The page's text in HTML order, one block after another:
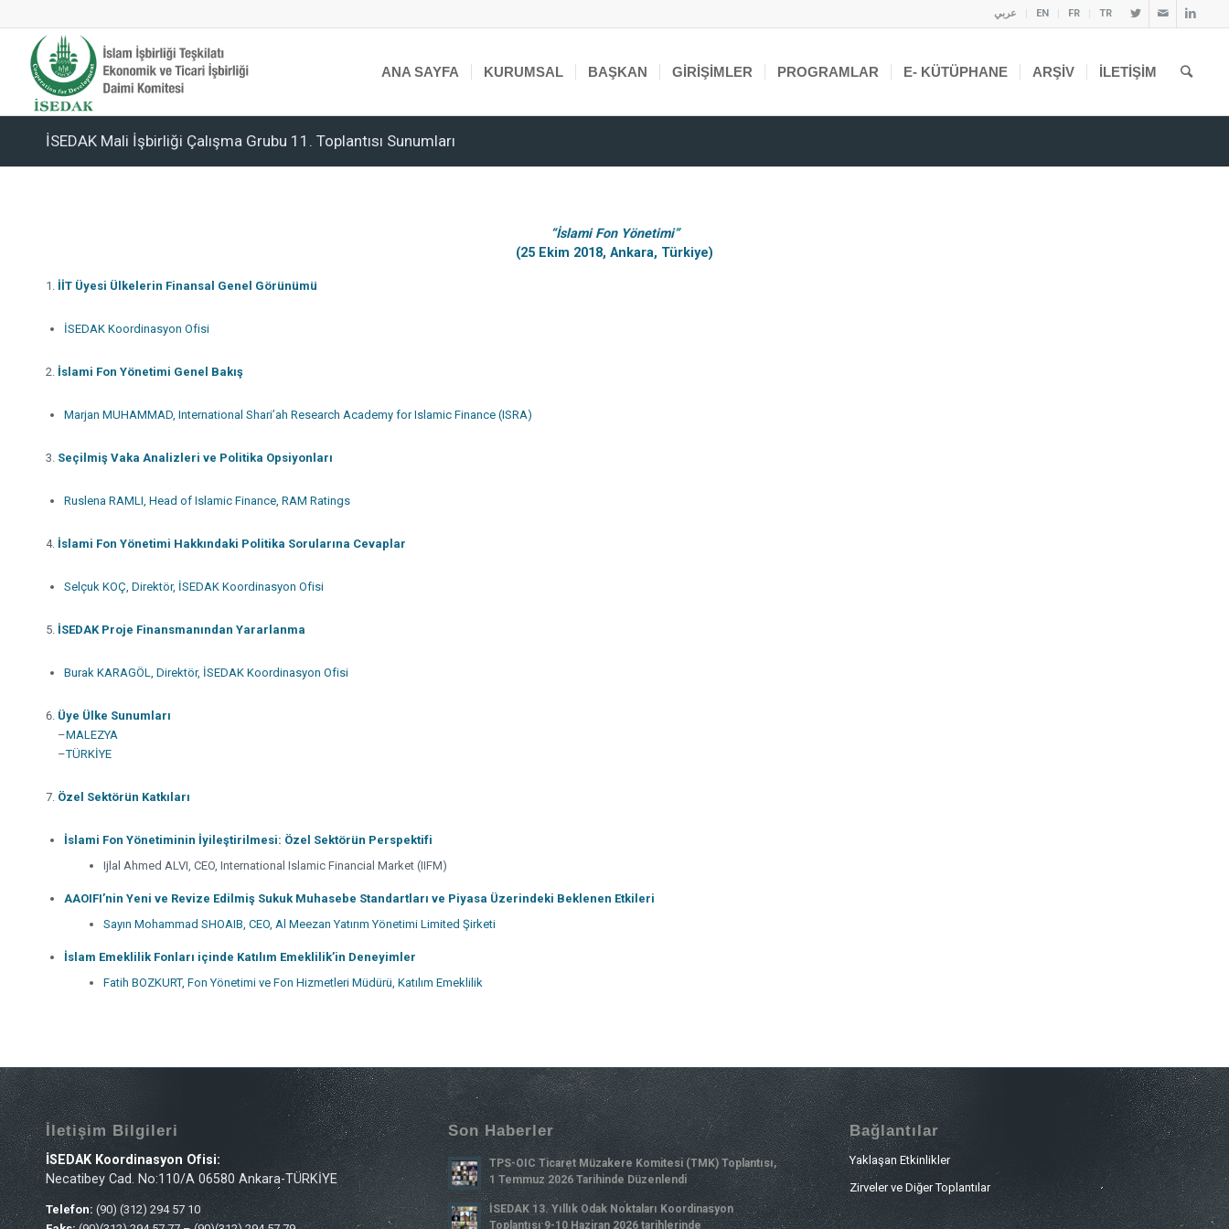
عربي EN FR TR
ANA SAYFA KURUMSAL BAŞKAN GIRIŞIMLER PROGRAMLAR E- KÜTÜPHANE ARŞIV İLETIŞIM
İSEDAK Mali İşbirliği Çalışma Grubu 11. Toplantısı Sunumları
“İslami Fon Yönetimi”
(25 Ekim 2018, Ankara, Türkiye)
İİT Üyesi Ülkelerin Finansal Genel Görünümü
İSEDAK Koordinasyon Ofisi
İslami Fon Yönetimi Genel Bakış
Marjan MUHAMMAD, International Shari’ah Research Academy for Islamic Finance (ISRA)
Seçilmiş Vaka Analizleri ve Politika Opsiyonları
Ruslena RAMLI, Head of Islamic Finance, RAM Ratings
İslami Fon Yönetimi Hakkındaki Politika Sorularına Cevaplar
Selçuk KOÇ, Direktör, İSEDAK Koordinasyon Ofisi
İSEDAK Proje Finansmanından Yararlanma
Burak KARAGÖL, Direktör, İSEDAK Koordinasyon Ofisi
Üye Ülke Sunumları
–MALEZYA
–TÜRKİYE
Özel Sektörün Katkıları
İslami Fon Yönetiminin İyileştirilmesi: Özel Sektörün Perspektifi
Ijlal Ahmed ALVI, CEO, International Islamic Financial Market (IIFM)
AAOIFI’nin Yeni ve Revize Edilmiş Sukuk Muhasebe Standartları ve Piyasa Üzerindeki Beklenen Etkileri
Sayın Mohammad SHOAIB, CEO, Al Meezan Yatırım Yönetimi Limited Şirketi
İslam Emeklilik Fonları içinde Katılım Emeklilik’in Deneyimler
Fatih BOZKURT, Fon Yönetimi ve Fon Hizmetleri Müdürü, Katılım Emeklilik
İletişim Bilgileri
İSEDAK Koordinasyon Ofisi:
Necatibey Cad. No:110/A 06580 Ankara-TÜRKİYE
Telefon: (90) (312) 294 57 10
Son Haberler
TPS-OIC Ticaret Müzakere Komitesi (TMK) Toplantısı,
1 Temmuz 2026 Tarihinde Düzenlendi
İSEDAK 13. Yıllık Odak Noktaları Koordinasyon
Toplantısı 9-10 Haziran 2026 tarihlerinde
Bağlantılar
Yaklaşan Etkinlikler
Zirveler ve Diğer Toplantılar